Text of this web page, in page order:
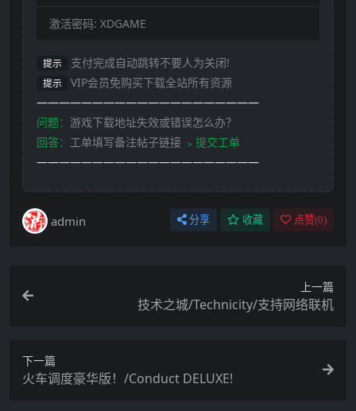
激活密码: XDGAME
提示 支付完成自动跳转不要人为关闭!
提示
VIP会员免购买下载全站所有资源
————————————————————
问题： 游戏下载地址失效或错误怎么办？
回答： 工单填写备注帖子链接 ﹥提交工单
————————————————————
admin 分享 收藏 点赞(0)
上一篇
技术之城/Technicity/支持网络联机
下一篇
火车调度豪华版！/Conduct DELUXE!